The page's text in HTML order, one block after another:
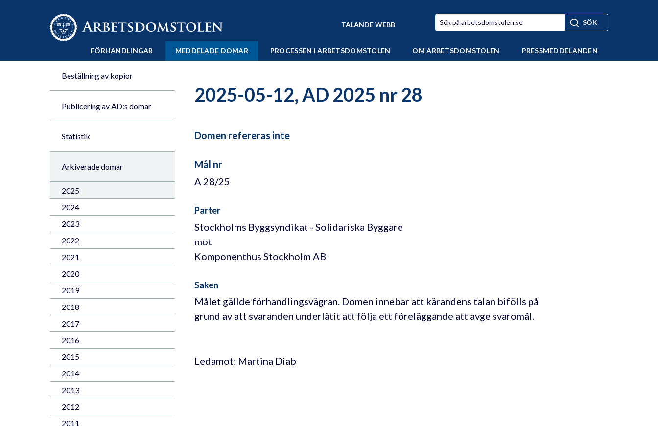
Till innehåll på sidan x
TALANDE WEBB
FÖRHANDLINGAR MEDDELADE DOMAR PROCESSEN I ARBETSDOMSTOLEN OM ARBETSDOMSTOLEN PRESSMEDDELANDEN
Beställning av kopior
Publicering av AD:s domar
Statistik
Arkiverade domar
2025
2024
2023
2022
2021
2020
2019
2018
2017
2016
2015
2014
2013
2012
2011
2025-05-12, AD 2025 nr 28
Domen refereras inte
Mål nr
A 28/25
Parter
Stockholms Byggsyndikat - Solidariska Byggare
mot
Komponenthus Stockholm AB
Saken
Målet gällde förhandlingsvägran. Domen innebar att kärandens talan bifölls på
grund av att svaranden underlåtit att följa ett föreläggande att avge svaromål.
Ledamot: Martina Diab